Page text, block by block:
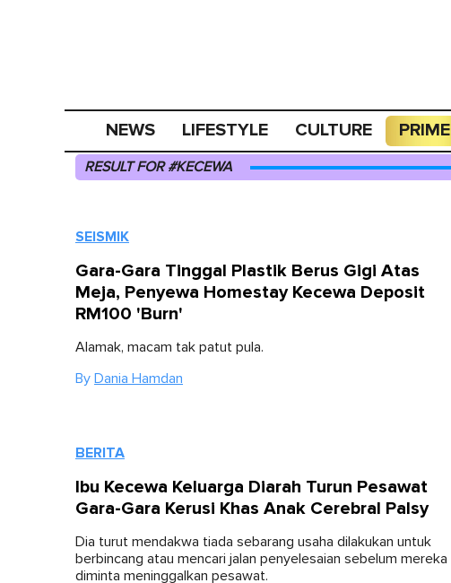
NEWS LIFESTYLE CULTURE PRIME
RESULT FOR #KECEWA
SEISMIK
Gara-Gara Tinggal Plastik Berus Gigi Atas
Meja, Penyewa Homestay Kecewa Deposit
RM100 'Burn'
Alamak, macam tak patut pula.
By Dania Hamdan
BERITA
Ibu Kecewa Keluarga Diarah Turun Pesawat
Gara-Gara Kerusi Khas Anak Cerebral Palsy
Dia turut mendakwa tiada sebarang usaha dilakukan untuk
berbincang atau mencari jalan penyelesaian sebelum mereka
diminta meninggalkan pesawat.